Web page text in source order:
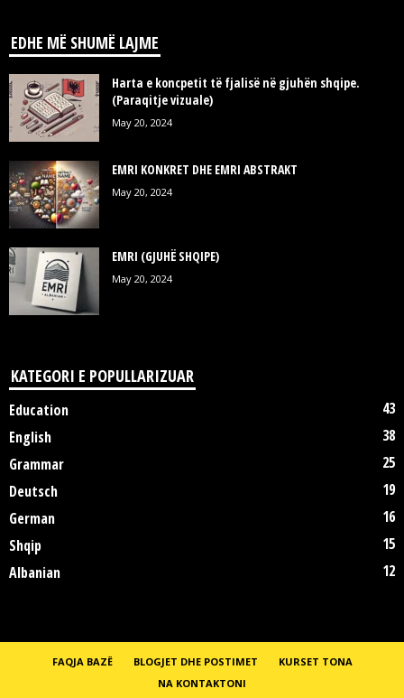
EDHE MË SHUMË LAJME
Harta e koncpetit të fjalisë në gjuhën shqipe.
(Paraqitje vizuale)
May 20, 2024
EMRI KONKRET DHE EMRI ABSTRAKT
May 20, 2024
EMRI (GJUHË SHQIPE)
May 20, 2024
KATEGORI E POPULLARIZUAR
Education
43
English
38
Grammar
25
Deutsch
19
German
16
Shqip
15
Albanian
12
FAQJA BAZË BLOGJET DHE POSTIMET
KURSET TONA
NA KONTAKTONI